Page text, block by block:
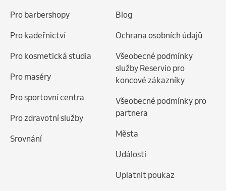
Pro barbershopy
Pro kadeřnictví
Pro kosmetická studia
Pro maséry
Pro sportovní centra
Pro zdravotní služby
Srovnání
Blog
Ochrana osobních údajů
Všeobecné podmínky
služby Reservio pro
koncové zákazníky
Všeobecné podmínky pro
partnera
Města
Události
Uplatnit poukaz